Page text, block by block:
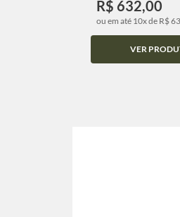
R$ 632,00
ou em até 10x de R$
VER